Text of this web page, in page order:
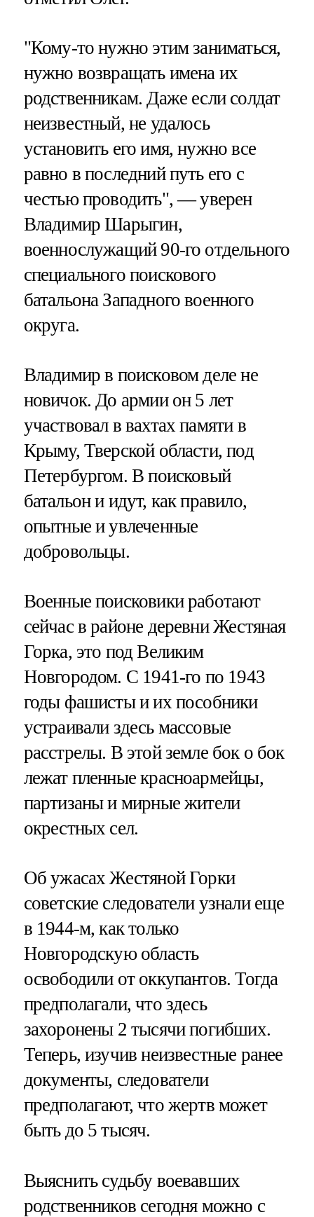
"Кому-то нужно этим заниматься,
нужно возвращать имена их
родственникам. Даже если солдат
неизвестный, не удалось
установить его имя, нужно все
равно в последний путь его с
честью проводить", — уверен
Владимир Шарыгин,
военнослужащий 90-го отдельного
специального поискового
батальона Западного военного
округа.
Владимир в поисковом деле не
новичок. До армии он 5 лет
участвовал в вахтах памяти в
Крыму, Тверской области, под
Петербургом. В поисковый
батальон и идут, как правило,
опытные и увлеченные
добровольцы.
Военные поисковики работают
сейчас в районе деревни Жестяная
Горка, это под Великим
Новгородом. С 1941-го по 1943
годы фашисты и их пособники
устраивали здесь массовые
расстрелы. В этой земле бок о бок
лежат пленные красноармейцы,
партизаны и мирные жители
окрестных сел.
Об ужасах Жестяной Горки
советские следователи узнали еще
в 1944-м, как только
Новгородскую область
освободили от оккупантов. Тогда
предполагали, что здесь
захоронены 2 тысячи погибших.
Теперь, изучив неизвестные ранее
документы, следователи
предполагают, что жертв может
быть до 5 тысяч.
Выяснить судьбу воевавших
родственников сегодня можно с